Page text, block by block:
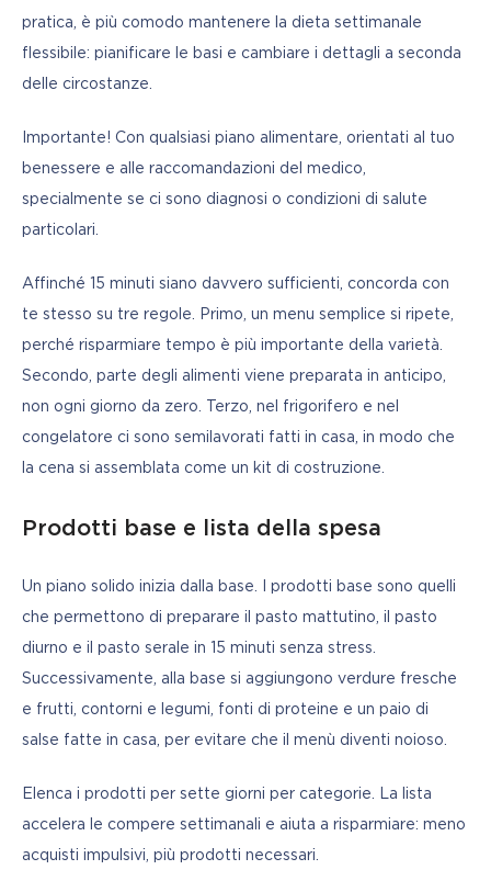
pratica, è più comodo mantenere la dieta settimanale
flessibile: pianificare le basi e cambiare i dettagli a seconda
delle circostanze.
Importante! Con qualsiasi piano alimentare, orientati al tuo
benessere e alle raccomandazioni del medico,
specialmente se ci sono diagnosi o condizioni di salute
particolari.
Affinché 15 minuti siano davvero sufficienti, concorda con
te stesso su tre regole. Primo, un menu semplice si ripete,
perché risparmiare tempo è più importante della varietà.
Secondo, parte degli alimenti viene preparata in anticipo,
non ogni giorno da zero. Terzo, nel frigorifero e nel
congelatore ci sono semilavorati fatti in casa, in modo che
la cena si assemblata come un kit di costruzione.
Prodotti base e lista della spesa
Un piano solido inizia dalla base. I prodotti base sono quelli
che permettono di preparare il pasto mattutino, il pasto
diurno e il pasto serale in 15 minuti senza stress.
Successivamente, alla base si aggiungono verdure fresche
e frutti, contorni e legumi, fonti di proteine e un paio di
salse fatte in casa, per evitare che il menù diventi noioso.
Elenca i prodotti per sette giorni per categorie. La lista
accelera le compere settimanali e aiuta a risparmiare: meno
acquisti impulsivi, più prodotti necessari.